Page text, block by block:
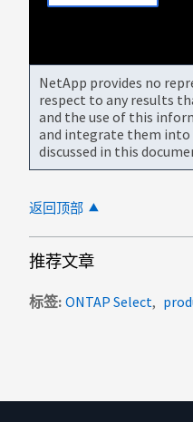
NetApp provides no
respect to any results
and the use of this
and integrate them into
discussed in this
返回顶部
推荐文章
标签 ONTAP Select